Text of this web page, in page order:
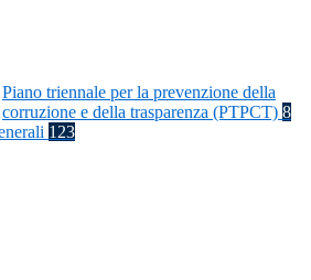
Piano triennale per la prevenzione della
corruzione e della trasparenza (PTPCT) 8
123